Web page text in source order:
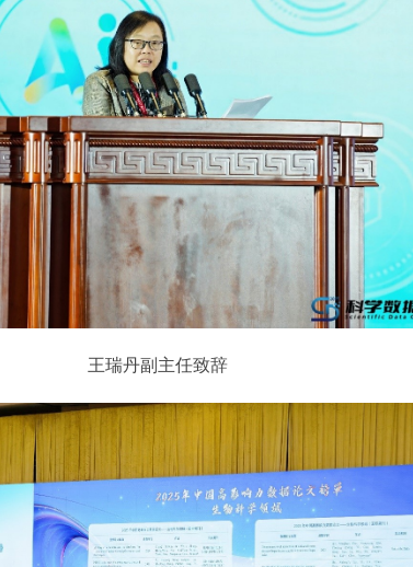
王瑞丹副主任致辞